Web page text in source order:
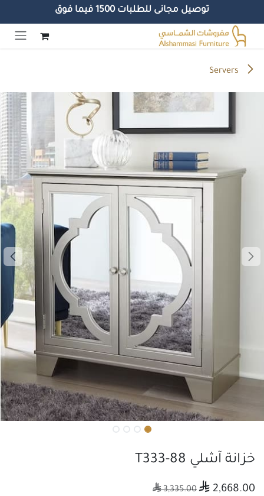
توصيل مجانى للطلبات 1500 فيما فوق
تخطي للذهاب إلى المحتوى
خزانة آشلي T333-88
2,668.00
3,335.00
